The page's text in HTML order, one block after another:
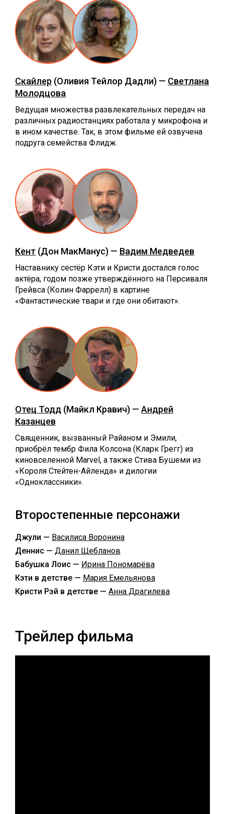
Скайлер (Оливия Тейлор Дадли) — Светлана
Молодцова
Ведущая множества развлекательных передач на
различных радиостанциях работала у микрофона и
в ином качестве. Так, в этом фильме ей озвучена
подруга семейства Флидж.
Кент (Дон МакМанус) — Вадим Медведев
Наставнику сестёр Кэти и Кристи достался голос
актёра, годом позже утверждённого на Персиваля
Грейвса (Колин Фаррелл) в картине
«Фантастические твари и где они обитают».
Отец Тодд (Майкл Кравич) — Андрей
Казанцев
Священник, вызванный Райаном и Эмили,
приобрёл тембр Фила Колсона (Кларк Грегг) из
киновселенной Marvel, а также Стива Бушеми из
«Короля Стейтен-Айленда» и дилогии
«Одноклассники».
Второстепенные персонажи
Джули — Василиса Воронина
Деннис — Данил Щебланов
Бабушка Лоис — Ирина Пономарёва
Кэти в детстве — Мария Емельянова
Кристи Рэй в детстве — Анна Драгилева
Трейлер фильма